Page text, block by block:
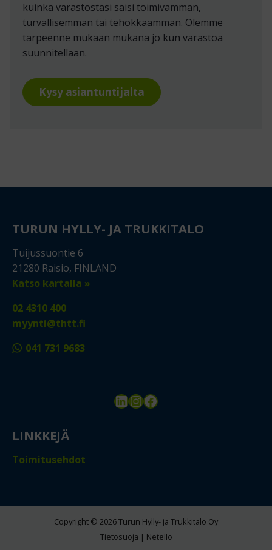
kuinka varastostasi saisi toimivamman,
turvallisemman tai tehokkaamman. Olemme
tarpeenne mukaan mukana jo kun varastoa
suunnitellaan.
Kysy asiantuntijalta
TURUN HYLLY- JA TRUKKITALO
Tuijussuontie 6
21280 Raisio, FINLAND
Katso kartalla »
02 4310 400
myynti@thtt.fi
041 731 9683
LinkedIn
Instagram
Facebook
LINKKEJÄ
Toimitusehdot
Copyright © 2026 Turun Hylly- ja Trukkitalo Oy
Tietosuoja | Netello